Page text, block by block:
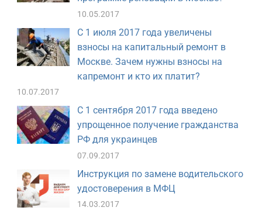
10.05.2017
С 1 июля 2017 года увеличены
взносы на капитальный ремонт в
Москве. Зачем нужны взносы на
капремонт и кто их платит?
10.07.2017
С 1 сентября 2017 года введено
упрощенное получение гражданства
РФ для украинцев
07.09.2017
Инструкция по замене водительского
удостоверения в МФЦ
14.03.2017